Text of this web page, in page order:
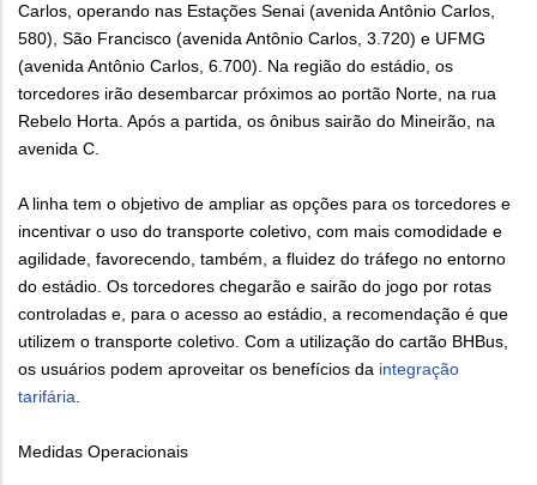
Carlos, operando nas Estações Senai (avenida Antônio Carlos,
580), São Francisco (avenida Antônio Carlos, 3.720) e UFMG
(avenida Antônio Carlos, 6.700). Na região do estádio, os
torcedores irão desembarcar próximos ao portão Norte, na rua
Rebelo Horta. Após a partida, os ônibus sairão do Mineirão, na
avenida C.
A linha tem o objetivo de ampliar as opções para os torcedores e
incentivar o uso do transporte coletivo, com mais comodidade e
agilidade, favorecendo, também, a fluidez do tráfego no entorno
do estádio. Os torcedores chegarão e sairão do jogo por rotas
controladas e, para o acesso ao estádio, a recomendação é que
utilizem o transporte coletivo. Com a utilização do cartão BHBus,
os usuários podem aproveitar os benefícios da integração
tarifária.
Medidas Operacionais